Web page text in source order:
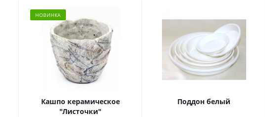
НОВИНКА
Кашпо керамическое
"Листочки"
Поддон белый